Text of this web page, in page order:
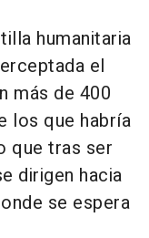
humanitaria
el
más de 400
los que habría
que tras ser
dirigen hacia
se espera